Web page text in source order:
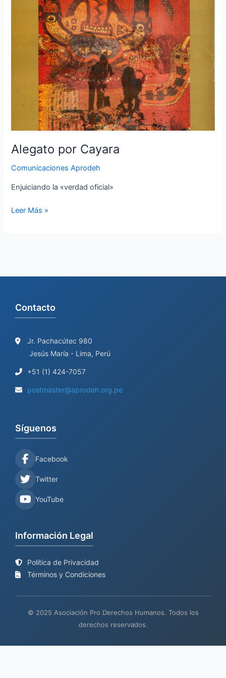
Alegato por Cayara
Comunicaciones Aprodeh
Enjuiciando la «verdad oficial»
Leer Más »
Contacto
Jr. Pachacútec 980
Jesús María - Lima, Perú
+51 (1) 424-7057
postmaster@aprodeh.org.pe
Síguenos
Facebook
Twitter
YouTube
Información Legal
Política de Privacidad
Términos y Condiciones
© 2025 Asociación Pro Derechos Humanos. Todos los
derechos reservados.